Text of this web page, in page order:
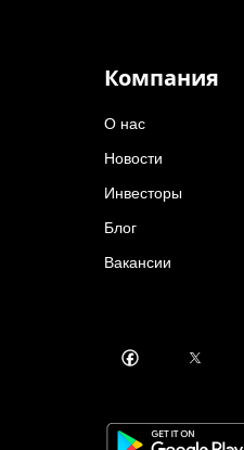
Компания
О нас
Новости
Инвесторы
Блог
Вакансии